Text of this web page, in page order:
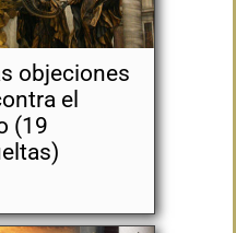
objeciones
el
(19